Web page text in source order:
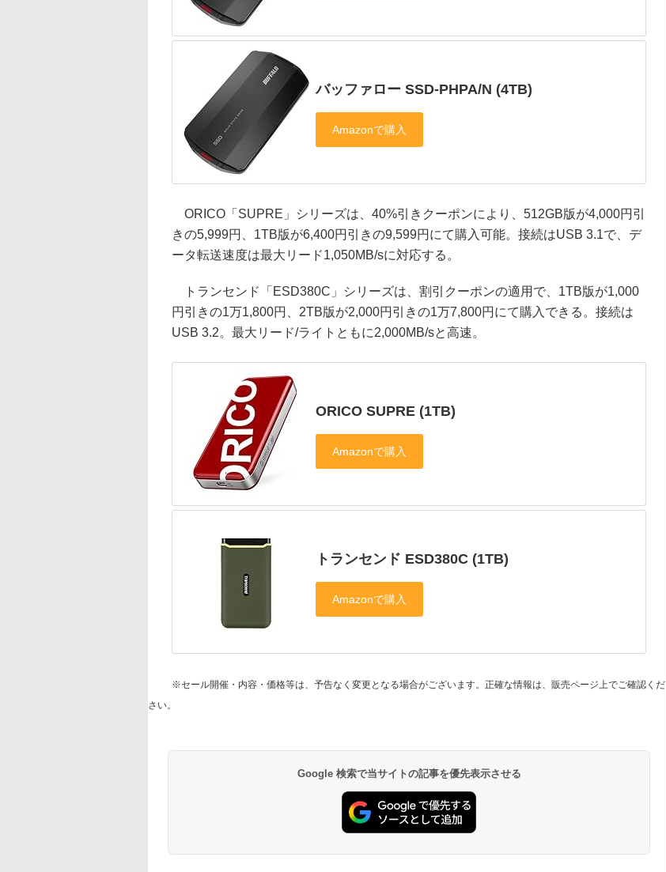
バッファロー SSD-PHPA/N (4TB)
ORICO「SUPRE」シリーズは、40%引きクーポンにより、512GB版が4,000円引
きの5,999円、1TB版が6,400円引きの9,599円にて購入可能。接続はUSB 3.1で、デ
ータ転送速度は最大リード1,050MB/sに対応する。
トランセンド「ESD380C」シリーズは、割引クーポンの適用で、1TB版が1,000
円引きの1万1,800円、2TB版が2,000円引きの1万7,800円にて購入できる。接続は
USB 3.2。最大リード/ライトともに2,000MB/sと高速。
ORICO SUPRE (1TB)
トランセンド ESD380C (1TB)
※セール開催・内容・価格等は、予告なく変更となる場合がございます。正確な情報は、販売ページ上でご確認くだ
さい。
Google 検索で当サイトの記事を優先表示させる